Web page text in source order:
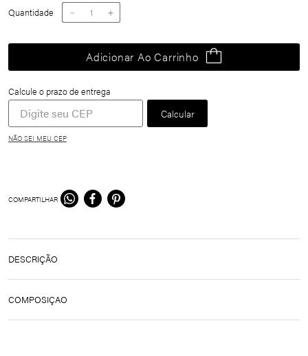
Quantidade ＋
－
Adicionar Ao Carrinho
NÃO SEI MEU CEP
COMPARTILHAR
DESCRIÇÃO
TOP ALÇAS COTTON CALVIN KLEIN
COMPOSIÇAO